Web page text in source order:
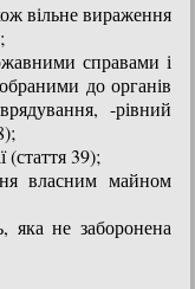
вільне вираження
справами і
до органів
-рівний
(стаття 39);
власним майном
яка не заборонена